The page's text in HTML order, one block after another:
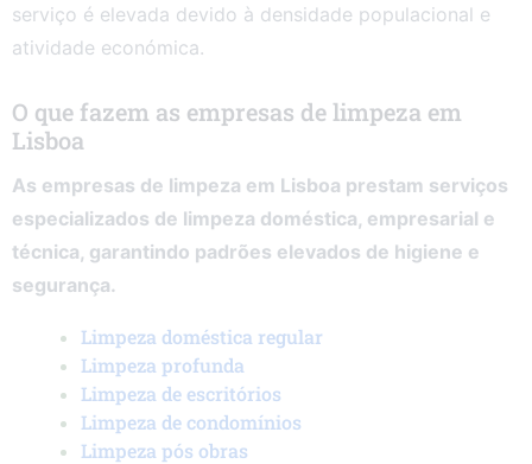
serviço é elevada devido à densidade populacional e
atividade económica.
O que fazem as empresas de limpeza em
Lisboa
As empresas de limpeza em Lisboa prestam serviços
especializados de limpeza doméstica, empresarial e
técnica, garantindo padrões elevados de higiene e
segurança.
Limpeza doméstica regular
Limpeza profunda
Limpeza de escritórios
Limpeza de condomínios
Limpeza pós obras